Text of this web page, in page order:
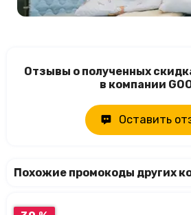
Отзывы о полученных
в компании
Оставить
Похожие промокоды других